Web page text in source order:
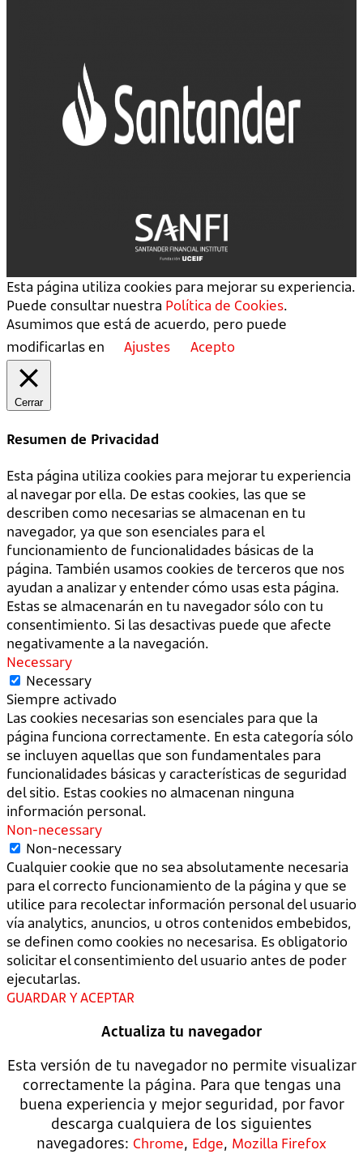
Esta página utiliza cookies para mejorar su experiencia.
Puede consultar nuestra Política de Cookies.
Asumimos que está de acuerdo, pero puede
modificarlas en
Ajustes Acepto
Cerrar
Resumen de Privacidad
Esta página utiliza cookies para mejorar tu experiencia
al navegar por ella. De estas cookies, las que se
describen como necesarias se almacenan en tu
navegador, ya que son esenciales para el
funcionamiento de funcionalidades básicas de la
página. También usamos cookies de terceros que nos
ayudan a analizar y entender cómo usas esta página.
Estas se almacenarán en tu navegador sólo con tu
consentimiento. Si las desactivas puede que afecte
negativamente a la navegación.
Necessary
Necessary
Siempre activado
Las cookies necesarias son esenciales para que la
página funciona correctamente. En esta categoría sólo
se incluyen aquellas que son fundamentales para
funcionalidades básicas y características de seguridad
del sitio. Estas cookies no almacenan ninguna
información personal.
Non-necessary
Non-necessary
Cualquier cookie que no sea absolutamente necesaria
para el correcto funcionamiento de la página y que se
utilice para recolectar información personal del usuario
vía analytics, anuncios, u otros contenidos embebidos,
se definen como cookies no necesarisa. Es obligatorio
solicitar el consentimiento del usuario antes de poder
ejecutarlas.
GUARDAR Y ACEPTAR
Actualiza tu navegador
Esta versión de tu navegador no permite visualizar
correctamente la página. Para que tengas una
buena experiencia y mejor seguridad, por favor
descarga cualquiera de los siguientes
navegadores: Chrome, Edge, Mozilla Firefox